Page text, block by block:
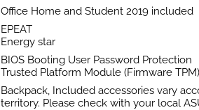
Office Home and Student 2019 included
EPEAT
Energy star
BIOS Booting User Password Protection
Trusted Platform Module (Firmware TPM)
Backpack, Included accessories vary
territory. Please check with your local